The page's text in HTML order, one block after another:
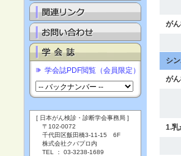
学会誌PDF閲覧（会員限定）
[ 日本がん検診・診断学会事務局 ]
〒102-0072
千代田区飯田橋3-11-15 6F
株式会社クバプロ内
TEL ： 03-3238-1689
が
シ
が
1.乳